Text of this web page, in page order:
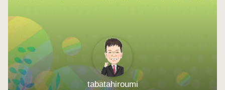
tabatahiroumi